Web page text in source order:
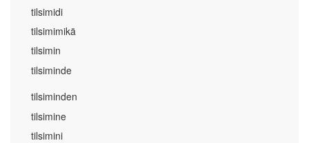
tilsimidi
tilsimimikä
tilsimin
tilsiminde
tilsiminden
tilsimine
tilsimini